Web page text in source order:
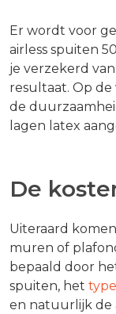
Er wordt voor
airless spuiten
je verzekerd
resultaat. Op
de
lagen latex
De
Uiteraard
muren of
bepaald door
spuiten, het
en natuurlijk de